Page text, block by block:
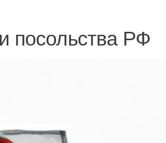
посольства РФ